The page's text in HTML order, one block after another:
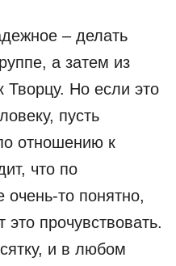
– делать
а затем из
Творцу. Но если это
пусть
отношению к
что по
то понятно,
прочувствовать.
и в любом